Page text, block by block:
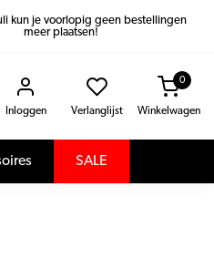
kun je voorlopig geen bestellingen
meer plaatsen!
Inloggen Verlanglijst Winkelwagen
0
SALE